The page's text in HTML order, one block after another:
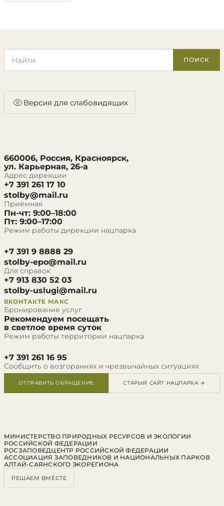
ПОИСК
Версия для слабовидящих
660006, Россия, Красноярск,
ул. Карьерная, 26-а
Адрес дирекции
+7 391 261 17 10
stolby@mail.ru
Приёмная
Пн-чт: 9:00–18:00
Пт: 9:00–17:00
Режим работы дирекции нацпарка
+7 391 9 8888 29
stolby-epo@mail.ru
Для справок
+7 913 830 52 03
stolby-uslugi@mail.ru
ВКОНТАКТЕ МАКС
Бронирование услуг
Рекомендуем посещать
в светлое время суток
Режим работы территории нацпарка
+7 391 261 16 95
Сообщить о возгораниях и чрезвычайных ситуациях
ОТПРАВИТЬ ОБРАЩЕНИЕ СТАРЫЙ САЙТ НАЦПАРКА →
МИНИСТЕРСТВО ПРИРОДНЫХ РЕСУРСОВ И ЭКОЛОГИИ
РОССИЙСКОЙ ФЕДЕРАЦИИ
РОСЗАПОВЕДЦЕНТР РОССИЙСКОЙ ФЕДЕРАЦИИ
АССОЦИАЦИЯ ЗАПОВЕДНИКОВ И НАЦИОНАЛЬНЫХ ПАРКОВ
АЛТАЙ-САЯНСКОГО ЭКОРЕГИОНА
РЕШАЕМ ВМЕСТЕ